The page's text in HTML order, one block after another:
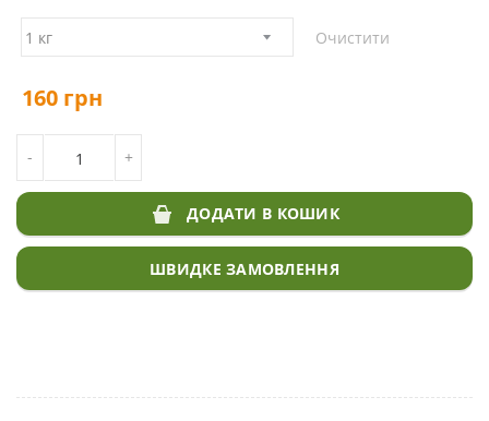
Очистити
160 грн
- +
ДОДАТИ В КОШИК
ШВИДКЕ ЗАМОВЛЕННЯ